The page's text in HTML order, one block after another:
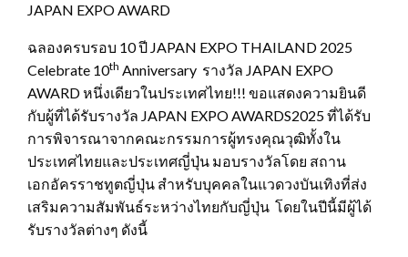
JAPAN EXPO AWARD
ฉลองครบรอบ 10 ปี JAPAN EXPO THAILAND 2025
Celebrate 10th Anniversary รางวัล JAPAN EXPO
AWARD หนึ่งเดียวในประเทศไทย!!! ขอแสดงความยินดี
กับผู้ที่ได้รับรางวัล JAPAN EXPO AWARDS2025 ที่ได้รับ
การพิจารณาจากคณะกรรมการผู้ทรงคุณวุฒิทั้งใน
ประเทศไทยและประเทศญี่ปุ่น มอบรางวัลโดย สถาน
เอกอัครราชทูตญี่ปุ่น สำหรับบุคคลในแวดวงบันเทิงที่ส่ง
เสริมความสัมพันธ์ระหว่างไทยกับญี่ปุ่น โดยในปีนี้มีผู้ได้
รับรางวัลต่างๆ ดังนี้